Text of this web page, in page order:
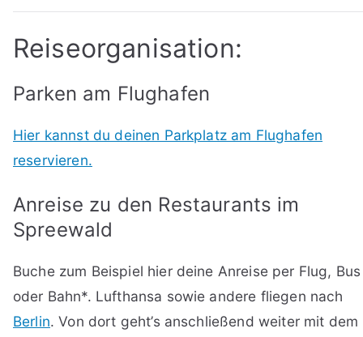
Reiseorganisation:
Parken am Flughafen
Hier kannst du deinen Parkplatz am Flughafen
reservieren.
Anreise zu den Restaurants im
Spreewald
Buche zum Beispiel hier deine Anreise per Flug, Bus
oder Bahn*. Lufthansa sowie andere fliegen nach
Berlin. Von dort geht’s anschließend weiter mit dem